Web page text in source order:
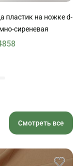
пластик на ножке d-
сиреневая
Смотреть все